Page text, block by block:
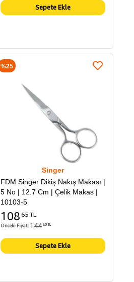
Silter
Silter | Olab Soleniod
Ts6000bh | Süper
Kazandan Buhar
Tahliyesi İçin
Kullanılır.
452,91 TL
Sepete Ekle
Singer
FDM Singer Dikiş Nakış Makası |
5 No | 12.7 Cm | Çelik Makas |
10103-5
108 65 TL
Önceki Fiyat:144 86 TL
Sepete Ekle
%25